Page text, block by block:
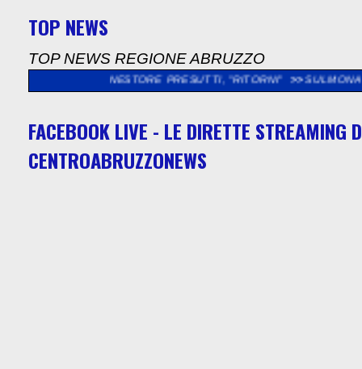
TOP NEWS
TOP NEWS REGIONE ABRUZZO
DI NESTORE PRESUTTI, "RITORNI" >> SULMONA:
FACEBOOK LIVE - LE DIRETTE STREAMING
CENTROABRUZZONEWS